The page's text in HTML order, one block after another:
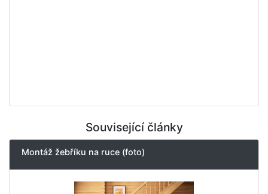
Související články
Montáž žebříku na ruce (foto)